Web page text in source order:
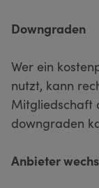
Downgraden
Wer ein
nutzt, kann
Mitgliedschaft
downgraden
Anbieter